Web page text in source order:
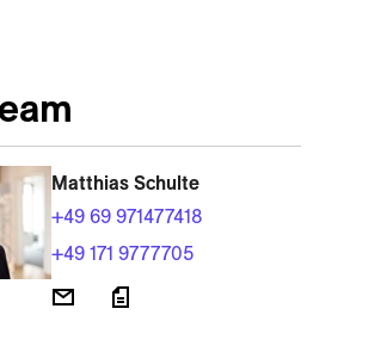
Matthias Schulte
+49 69 971477418
+49 171 9777705